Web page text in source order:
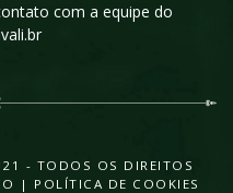
com a equipe do
- TODOS OS DIREITOS
| POLÍTICA DE COOKIES